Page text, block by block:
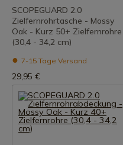
SCOPEGUARD 2.0
Zielfernrohrtasche - Mossy
Oak - Kurz 50+ Zielfernrohre
(30,4 - 34,2 cm)
7-15 Tage Versand
29,95 €